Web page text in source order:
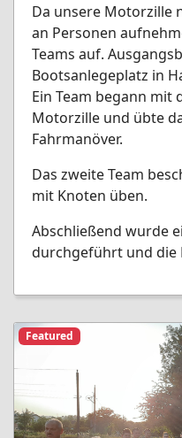
Da unsere Motorzille
an Personen
Teams auf.
Bootsanlegeplatz in
Ein Team begann mit
Motorzille und übte
Fahrmanöver.
Das zweite Team
mit Knoten üben.
Abschließend wurde
durchgeführt und die
Featured